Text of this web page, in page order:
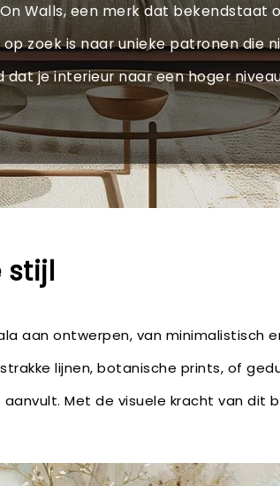
Walls, een merk dat bekendstaat
zoek is naar unieke patronen die
dat je interieur naar een hoger
stijl
aan ontwerpen, van minimalistisch
lijnen, botanische prints, of
Met de visuele kracht van dit